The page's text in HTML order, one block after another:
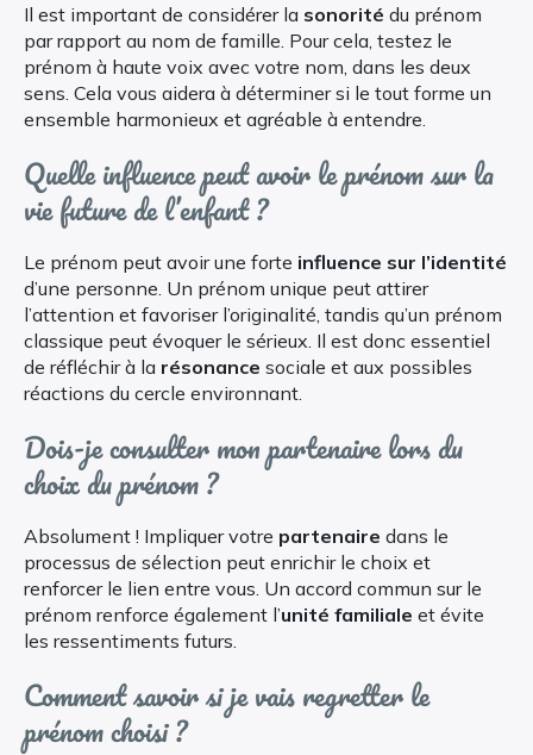
Il est important de considérer la sonorité du prénom
par rapport au nom de famille. Pour cela, testez le
prénom à haute voix avec votre nom, dans les deux
sens. Cela vous aidera à déterminer si le tout forme un
ensemble harmonieux et agréable à entendre.
Quelle influence peut avoir le prénom sur la
vie future de l’enfant ?
Le prénom peut avoir une forte influence sur l’identité
d’une personne. Un prénom unique peut attirer
l’attention et favoriser l’originalité, tandis qu’un prénom
classique peut évoquer le sérieux. Il est donc essentiel
de réfléchir à la résonance sociale et aux possibles
réactions du cercle environnant.
Dois-je consulter mon partenaire lors du
choix du prénom ?
Absolument ! Impliquer votre partenaire dans le
processus de sélection peut enrichir le choix et
renforcer le lien entre vous. Un accord commun sur le
prénom renforce également l’unité familiale et évite
les ressentiments futurs.
Comment savoir si je vais regretter le
prénom choisi ?